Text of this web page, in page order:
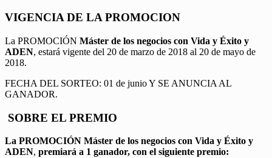
VIGENCIA DE LA PROMOCION
La PROMOCIÓN Máster de los negocios con Vida y Éxito y
ADEN, estará vigente del 20 de marzo de 2018 al 20 de mayo de
2018.
FECHA DEL SORTEO: 01 de junio Y SE ANUNCIA AL
GANADOR.
SOBRE EL PREMIO
La PROMOCIÓN Máster de los negocios con Vida y Éxito y
ADEN, premiará a 1 ganador, con el siguiente premio: